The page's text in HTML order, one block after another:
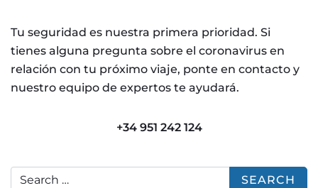
Tu seguridad es nuestra primera prioridad. Si
tienes alguna pregunta sobre el coronavirus en
relación con tu próximo viaje, ponte en contacto y
nuestro equipo de expertos te ayudará.
+34 951 242 124
Search for: